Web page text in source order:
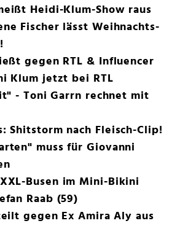
Heidi-Klum-Show raus
Fischer lässt Weihnachts-
gegen RTL & Influencer
Klum jetzt bei RTL
- Toni Garrn rechnet mit
Shitstorm nach Fleisch-Clip!
muss für Giovanni
Busen im Mini-Bikini
Raab (59)
gegen Ex Amira Aly aus